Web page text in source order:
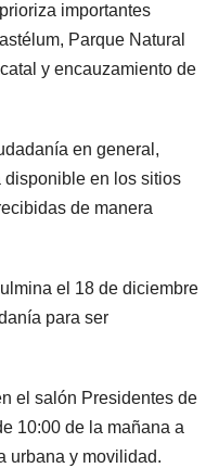
importantes
Parque Natural
y encauzamiento de
en general,
disponible en los sitios
de manera
el 18 de diciembre
para ser
el salón Presidentes de
10:00 de la mañana a
urbana y movilidad.